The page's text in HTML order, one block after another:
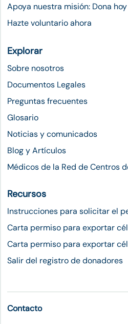
Apoya nuestra misión: Dona hoy
Hazte voluntario ahora
Explorar
Sobre nosotros
Documentos Legales
Preguntas frecuentes
Glosario
Noticias y comunicados
Blog y Artículos
Médicos de la Red de Centros
Recursos
Instrucciones para solicitar el
Carta permiso para exportar
Carta permiso para exportar
Salir del registro de donadores
Contacto